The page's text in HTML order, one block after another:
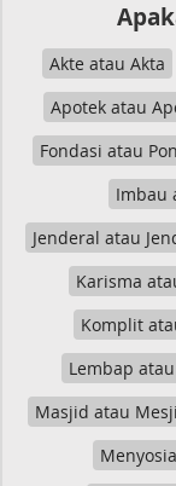
Akte atau Akta
Apotek atau
Fondasi atau
Imbau
Jenderal atau
Karisma
Komplit
Lembap
Masjid atau